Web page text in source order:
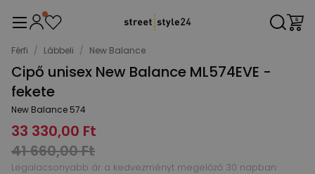
Férfi / Lábbeli / New Balance
Cipő unisex New Balance ML574EVE -
fekete
New Balance 574
33 330,00 Ft
41 660,00 Ft
Legalacsonyabb ár a kedvezményt megelőző 30 napban: